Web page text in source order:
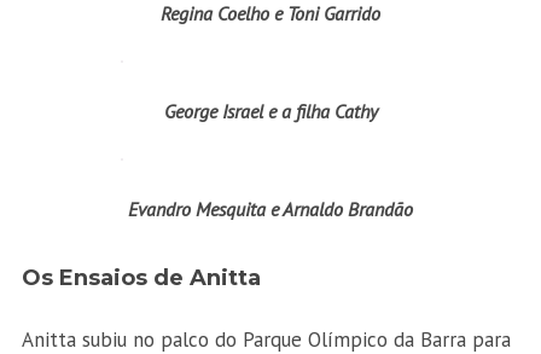
Regina Coelho e Toni Garrido
George Israel e a filha Cathy
Evandro Mesquita e Arnaldo Brandão
Os Ensaios de Anitta
Anitta subiu no palco do Parque Olímpico da Barra para